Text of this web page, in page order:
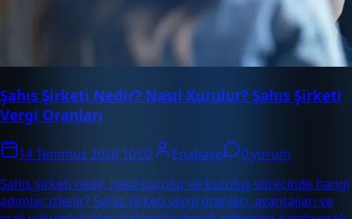
Şahıs Şirketi Nedir? Nasıl Kurulur? Şahıs Şirketi
Vergi Oranları
14 Temmuz 2026 10:02 Enabase
0 yorum
Şahıs şirketi nedir, nasıl kurulur ve kuruluş sürecinde hangi
adımlar izlenir? Şahıs şirketi vergi oranları, avantajları ve